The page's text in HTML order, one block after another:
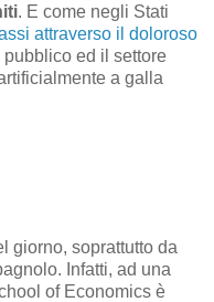
. E come negli Stati
attraverso il doloroso
pubblico ed il settore
a galla
giorno, soprattutto da
Infatti, ad una
of Economics è